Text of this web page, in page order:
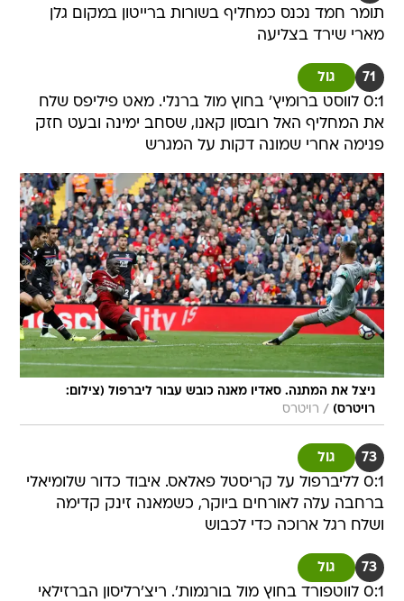
תומר חמד נכנס כמחליף בשורות ברייטון במקום גלן
מארי שירד בצליעה
71 גול
0:1 לווסט ברומיץ' בחוץ מול ברנלי. מאט פיליפס שלח
את המחליף האל רובסון קאנו, שסחב ימינה ובעט חזק
פנימה אחרי שמונה דקות על המגרש
ניצל את המתנה. סאדיו מאנה כובש עבור ליברפול (צילום:
רויטרס) / רויטרס
73 גול
0:1 לליברפול על קריסטל פאלאס. איבוד כדור שלומיאלי
ברחבה עלה לאורחים ביוקר, כשמאנה זינק קדימה
ושלח רגל ארוכה כדי לכבוש
73 גול
0:1 לווטפורד בחוץ מול בורנמות'. ריצ'רליסון הברזילאי